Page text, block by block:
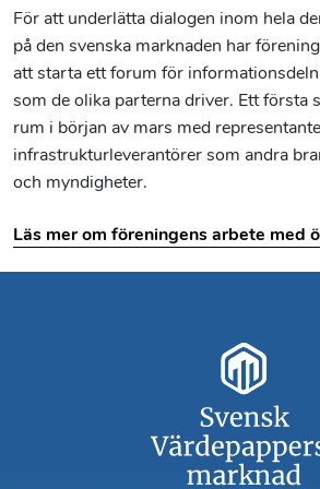
För att underlätta dialogen inom hela
på den svenska marknaden har
att starta ett forum för
som de olika parterna driver. Ett första
rum i början av mars med
infrastrukturleverantörer som andra
och myndigheter.
Läs mer om föreningens arbete med